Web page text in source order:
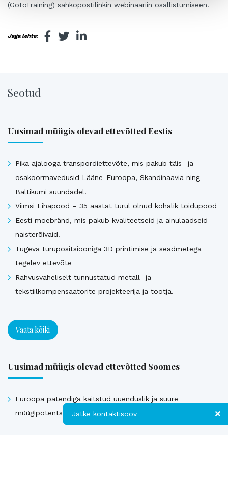
(GoToTraining) sähköpostilinkin webinaariin osallistumiseen.
Jaga lehte:
Seotud
Uusimad müügis olevad ettevõtted Eestis
Pika ajalooga transpordiettevõte, mis pakub täis- ja
osakoormavedusid Lääne-Euroopa, Skandinaavia ning
Baltikumi suundadel.
Viimsi Lihapood – 35 aastat turul olnud kohalik toidupood
Eesti moebränd, mis pakub kvaliteetseid ja ainulaadseid
naisterõivaid.
Tugeva turupositsiooniga 3D printimise ja seadmetega
tegelev ettevõte
Rahvusvaheliselt tunnustatud metall- ja
tekstiilkompensaatorite projekteerija ja tootja.
Vaata kõiki
Uusimad müügis olevad ettevõtted Soomes
Euroopa patendiga kaitstud uuenduslik ja suure
müügipotentsiaaliga toode – Hübriid-vihmaveekaevud.
Jätke kontaktisoov